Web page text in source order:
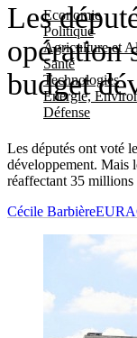
Economie
Politique
Agriculture et
Santé
Technologies
Energie,
Défense
Les
opération
budget
Les députés ont voté
développement. Mais
réaffectant 35 millions
Cécile Barbière